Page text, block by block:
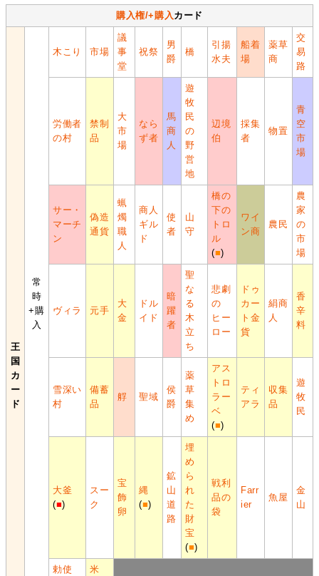
購入権/+購入カード
王
国
カ
ー
ド
常
時
+購
入
木こり 市場
議
事
堂
祝祭
男
爵
橋
引揚
水夫
船着
場
薬草
商
交
易
路
労働者
の村
禁制
品
大
市
場
なら
ず者
馬
商
人
遊
牧
民
の
野
営
地
辺境
伯
採集
者
物置
青
空
市
場
サー・
マーチ
ン
偽造
通貨
蝋
燭
職
人
商人
ギル
ド
使
者
山
守
橋の
下の
トロ
ル
(■)
ワイ
ン商
農民
農
家
の
市
場
ヴィラ 元手
大
金
ドル
イド
暗
躍
者
聖
な
る
木
立
ち
悲劇
の
ヒー
ロー
ドゥ
カー
ト金
貨
絹商
人
香
辛
料
雪深い
村
備蓄
品
艀 聖域
侯
爵
薬
草
集
め
アス
トロ
ラー
ベ
(■)
ティ
アラ
収集
品
遊
牧
民
大釜
(■)
スー
ク
宝
飾
卵
縄
(■)
鉱
山
道
路
埋
め
ら
れ
た
財
宝
(■)
戦利
品の
袋
Farr
ier
魚屋
金
山
勅使 米